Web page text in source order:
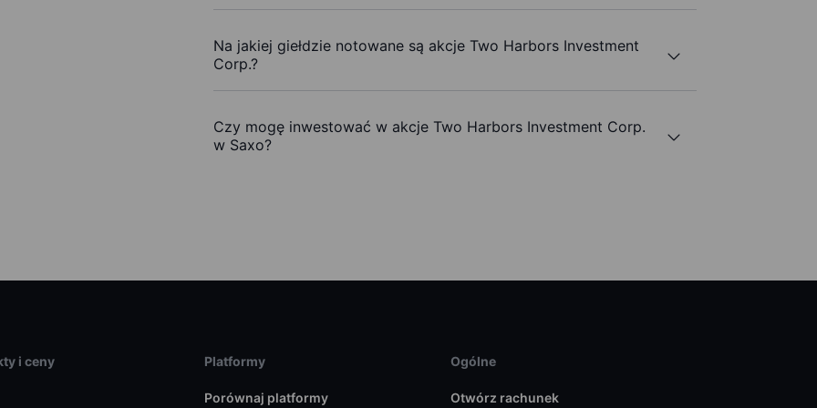
Na jakiej giełdzie notowane są akcje Two Harbors Investment
Corp.?
Czy mogę inwestować w akcje Two Harbors Investment Corp.
w Saxo?
i ceny Platformy
Porównaj platformy
Ogólne
Otwórz rachunek